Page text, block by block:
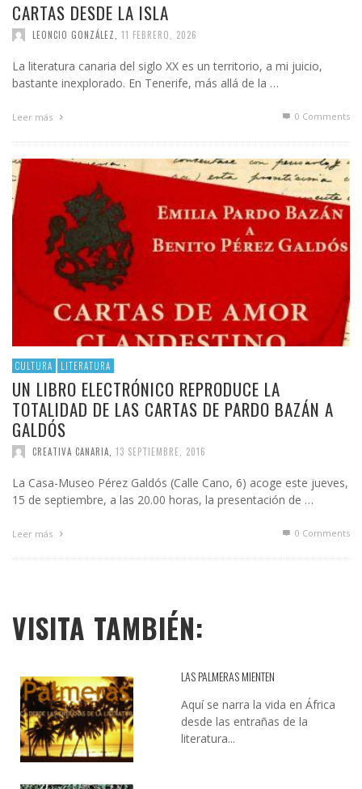
CARTAS DESDE LA ISLA
LEONCIO GONZÁLEZ 11 FEBRERO, 2026
La literatura canaria del siglo XX es un territorio, a mi juicio,
bastante inexplorado. En Tenerife, más allá de la …
Leer más 0 Comments
CULTURA LITERATURA
UN LIBRO ELECTRÓNICO REPRODUCE LA
TOTALIDAD DE LAS CARTAS DE PARDO BAZÁN A
GALDÓS
CREATIVA CANARIA 13 SEPTIEMBRE, 2016
La Casa-Museo Pérez Galdós (Calle Cano, 6) acoge este jueves,
15 de septiembre, a las 20.00 horas, la presentación de …
Leer más 0 Comments
VISITA TAMBIÉN:
LAS PALMERAS MIENTEN
Aquí se narra la vida en África
desde las entrañas de la
literatura...